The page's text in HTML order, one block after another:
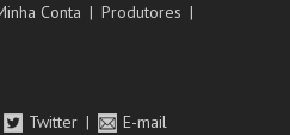
Conta
Produtores
Twitter E-mail